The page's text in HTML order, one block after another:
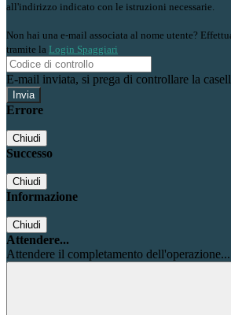
all'indirizzo indicato con le istruzioni necessarie.
Non hai una e-mail associata al nome utente?
tramite la Login Spaggiari
E-mail inviata, si prega di controllare la
Errore
Chiudi
Successo
Chiudi
Informazione
Chiudi
Attendere...
Attendere il completamento dell'operazione...